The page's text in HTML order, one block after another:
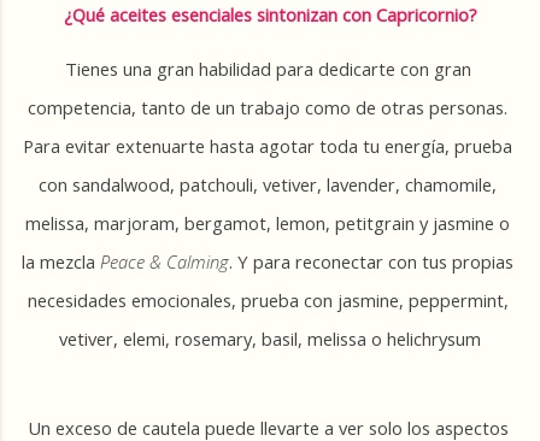
¿Qué aceites esenciales sintonizan con Capricornio?
Tienes una gran habilidad para dedicarte con gran
competencia, tanto de un trabajo como de otras personas.
Para evitar extenuarte hasta agotar toda tu energía, prueba
con sandalwood, patchouli, vetiver, lavender, chamomile,
melissa, marjoram, bergamot, lemon, petitgrain y jasmine o
la mezcla Peace & Calming. Y para reconectar con tus propias
necesidades emocionales, prueba con jasmine, peppermint,
vetiver, elemi, rosemary, basil, melissa o helichrysum
Un exceso de cautela puede llevarte a ver solo los aspectos